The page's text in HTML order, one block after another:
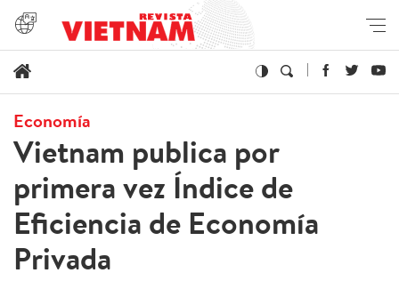
Economía
Vietnam publica por
primera vez Índice de
Eficiencia de Economía
Privada